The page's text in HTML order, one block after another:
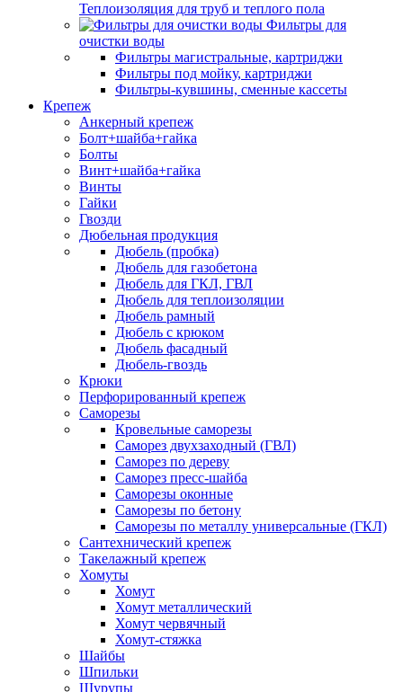
Теплоизоляция для труб и теплого пола
Фильтры для
очистки воды
Фильтры магистральные, картриджи
Фильтры под мойку, картриджи
Фильтры-кувшины, сменные кассеты
Крепеж
Анкерный крепеж
Болт+шайба+гайка
Болты
Винт+шайба+гайка
Винты
Гайки
Гвозди
Дюбельная продукция
Дюбель (пробка)
Дюбель для газобетона
Дюбель для ГКЛ, ГВЛ
Дюбель для теплоизоляции
Дюбель рамный
Дюбель с крюком
Дюбель фасадный
Дюбель-гвоздь
Крюки
Перфорированный крепеж
Саморезы
Кровельные саморезы
Саморез двухзаходный (ГВЛ)
Саморез по дереву
Саморез пресс-шайба
Саморезы оконные
Саморезы по бетону
Саморезы по металлу универсальные (ГКЛ)
Сантехнический крепеж
Такелажный крепеж
Хомуты
Хомут
Хомут металлический
Хомут червячный
Хомут-стяжка
Шайбы
Шпильки
Шурупы